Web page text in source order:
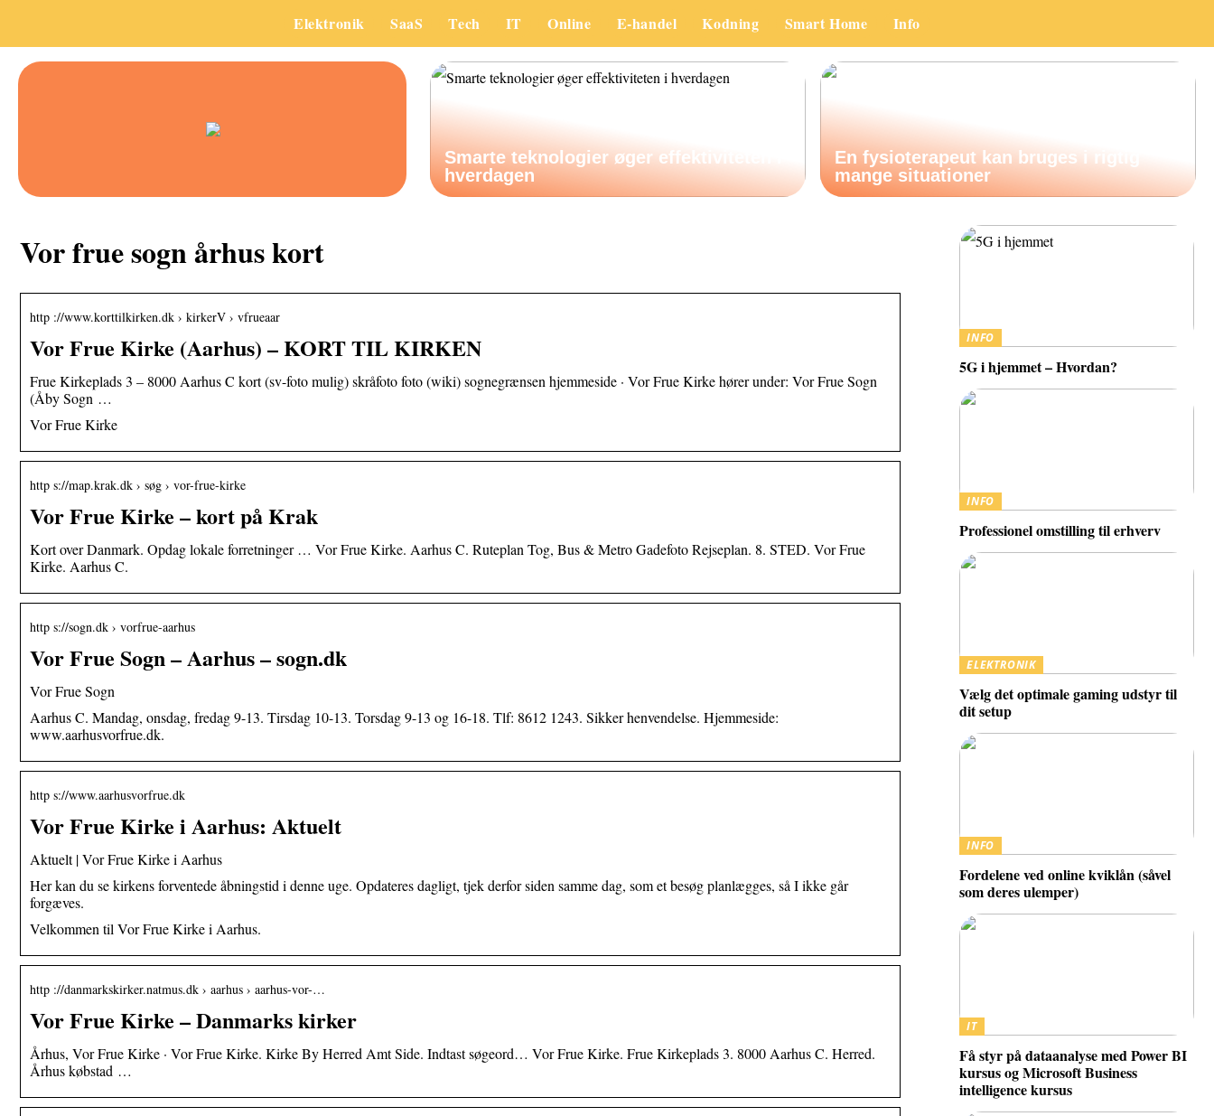
Elektronik SaaS Tech IT Online E-handel Kodning Smart Home Info
Smarte teknologier øger effektiviteten i
hverdagen
En fysioterapeut kan bruges i rigtig
mange situationer
Vor frue sogn århus kort
http ://www.korttilkirken.dk › kirkerV › vfrueaar
Vor Frue Kirke (Aarhus) – KORT TIL KIRKEN
Frue Kirkeplads 3 – 8000 Aarhus C kort (sv-foto mulig) skråfoto foto (wiki) sognegrænsen hjemmeside · Vor Frue Kirke hører under: Vor Frue Sogn
(Åby Sogn …
Vor Frue Kirke
http s://map.krak.dk › søg › vor-frue-kirke
Vor Frue Kirke – kort på Krak
Kort over Danmark. Opdag lokale forretninger … Vor Frue Kirke. Aarhus C. Ruteplan Tog, Bus & Metro Gadefoto Rejseplan. 8. STED. Vor Frue
Kirke. Aarhus C.
http s://sogn.dk › vorfrue-aarhus
Vor Frue Sogn – Aarhus – sogn.dk
Vor Frue Sogn
Aarhus C. Mandag, onsdag, fredag 9-13. Tirsdag 10-13. Torsdag 9-13 og 16-18. Tlf: 8612 1243. Sikker henvendelse. Hjemmeside:
www.aarhusvorfrue.dk.
http s://www.aarhusvorfrue.dk
Vor Frue Kirke i Aarhus: Aktuelt
Aktuelt | Vor Frue Kirke i Aarhus
Her kan du se kirkens forventede åbningstid i denne uge. Opdateres dagligt, tjek derfor siden samme dag, som et besøg planlægges, så I ikke går
forgæves.
Velkommen til Vor Frue Kirke i Aarhus.
http ://danmarkskirker.natmus.dk › aarhus › aarhus-vor-…
Vor Frue Kirke – Danmarks kirker
Århus, Vor Frue Kirke · Vor Frue Kirke. Kirke By Herred Amt Side. Indtast søgeord… Vor Frue Kirke. Frue Kirkeplads 3. 8000 Aarhus C. Herred.
Århus købstad …
INFO
5G i hjemmet – Hvordan?
INFO
Professionel omstilling til erhverv
ELEKTRONIK
Vælg det optimale gaming udstyr til
dit setup
INFO
Fordelene ved online kviklån (såvel
som deres ulemper)
IT
Få styr på dataanalyse med Power BI
kursus og Microsoft Business
intelligence kursus